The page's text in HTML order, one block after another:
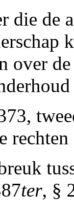
die de
over
ter, §